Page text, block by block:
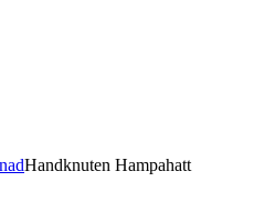
Handknuten Hampahatt